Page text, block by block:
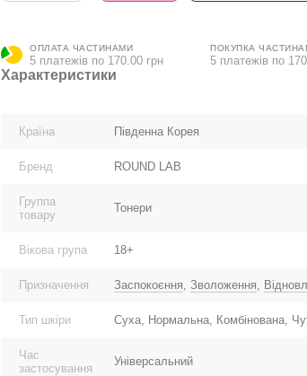
ОПЛАТА ЧАСТИНАМИ
5 платежів по 170.00 грн
ПОКУПКА
5 платежів по
Характеристики
Країна Південна Корея
Бренд ROUND LAB
Группа
товару
Тонери
Вікова група 18+
Призначення Заспокоєння, Зволоження,
Тип шкіри Суха, Нормальна, Комбінована,
Час
застосування
Універсальний